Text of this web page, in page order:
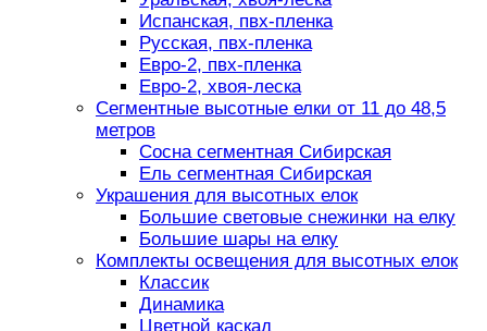
Испанская, пвх-пленка
Русская, пвх-пленка
Евро-2, пвх-пленка
Евро-2, хвоя-леска
Сегментные высотные елки от 11 до 48,5
метров
Сосна сегментная Сибирская
Ель сегментная Сибирская
Украшения для высотных елок
Большие световые снежинки на елку
Большие шары на елку
Комплекты освещения для высотных елок
Классик
Динамика
Цветной каскад